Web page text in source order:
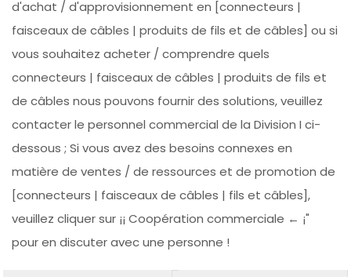
d'achat / d'approvisionnement en [connecteurs |
faisceaux de câbles | produits de fils et de câbles] ou si
vous souhaitez acheter / comprendre quels
connecteurs | faisceaux de câbles | produits de fils et
de câbles nous pouvons fournir des solutions, veuillez
contacter le personnel commercial de la Division I ci-
dessous ; Si vous avez des besoins connexes en
matière de ventes / de ressources et de promotion de
[connecteurs | faisceaux de câbles | fils et câbles],
veuillez cliquer sur ¡¡ Coopération commerciale ← ¡"
pour en discuter avec une personne !